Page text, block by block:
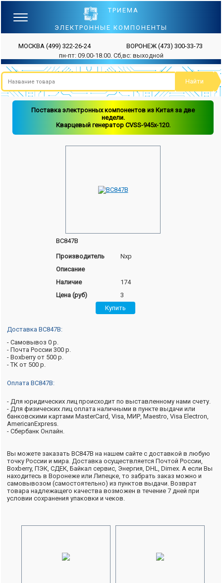
ТРИЕМА
ЭЛЕКТРОННЫЕ КОМПОНЕНТЫ
МОСКВА (499) 322-26-24 ВОРОНЕЖ (473) 300-33-73
пн-пт: 09.00-18.00. Сб,вс: выходной
Поставка электронных компонентов из Китая за две
недели.
Кварцевый генератор CVSS-945x-120.
BC847B
Производитель
Nxp
Описание
Наличие
174
Цена (руб)
3
Доставка BC847B:
- Самовывоз 0 р.
- Почта России 300 р.
- Boxberry от 500 р.
- ТК от 500 р.
Оплата BC847B:
- Для юридических лиц происходит по выставленному нами счету.
- Для физических лиц оплата наличными в пункте выдачи или
банковскими картами MasterCard, Visa, МИР, Maestro, Visa Electron,
AmericanExpress.
- Сбербанк Онлайн.
Вы можете заказать BC847B на нашем сайте с доставкой в любую
точку России и мира. Доставка осуществляется Почтой России,
Boxberry, ПЭК, СДЕК, Байкал сервис, Энергия, DHL, Dimex. А если Вы
находитесь в Воронеже или Липецке, то забрать заказ можно и
самовывозом (самостоятельно) из пунктов выдачи. Возврат
товара надлежащего качества возможен в течение 7 дней при
условии сохранения упаковки и чеков.